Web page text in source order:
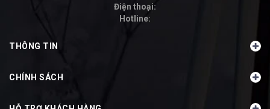
Điện thoại:
-
Hotline:
THÔNG TIN
CHÍNH SÁCH